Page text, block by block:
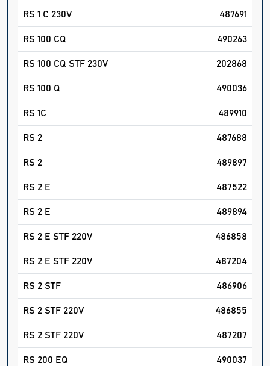
RS 1 C 230V 487691
RS 100 CQ 490263
RS 100 CQ STF 230V 202868
RS 100 Q 490036
RS 1C 489910
RS 2 487688
RS 2 489897
RS 2 E 487522
RS 2 E 489894
RS 2 E STF 220V 486858
RS 2 E STF 220V 487204
RS 2 STF 486906
RS 2 STF 220V 486855
RS 2 STF 220V 487207
RS 200 EQ 490037